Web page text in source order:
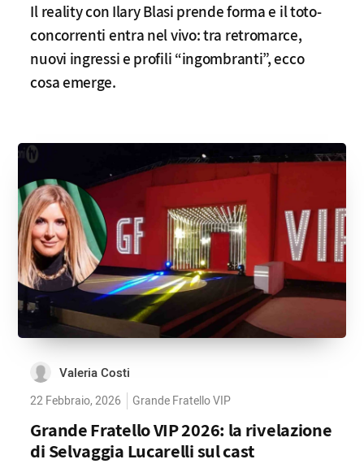
Il reality con Ilary Blasi prende forma e il toto-
concorrenti entra nel vivo: tra retromarce,
nuovi ingressi e profili “ingombranti”, ecco
cosa emerge.
Valeria Costi
22 Febbraio, 2026 Grande Fratello VIP
Grande Fratello VIP 2026: la rivelazione
di Selvaggia Lucarelli sul cast